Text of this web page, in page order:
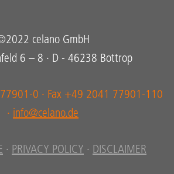
celano GmbH
6 – 8 · D - 46238 Bottrop
0 · Fax +49 2041 77901-110
· info@celano.de
· PRIVACY POLICY · DISCLAIMER